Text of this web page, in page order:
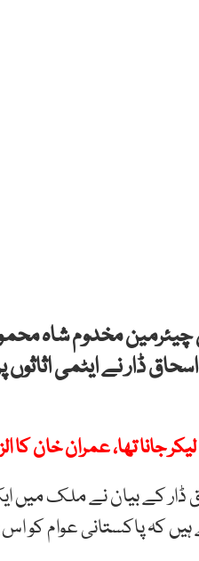
مخدوم شاہ
ڈار نے ایٹمی
تھا، عمران خان کا
کے بیان نے ملک میں
کہ پاکستانی عوام کو اس